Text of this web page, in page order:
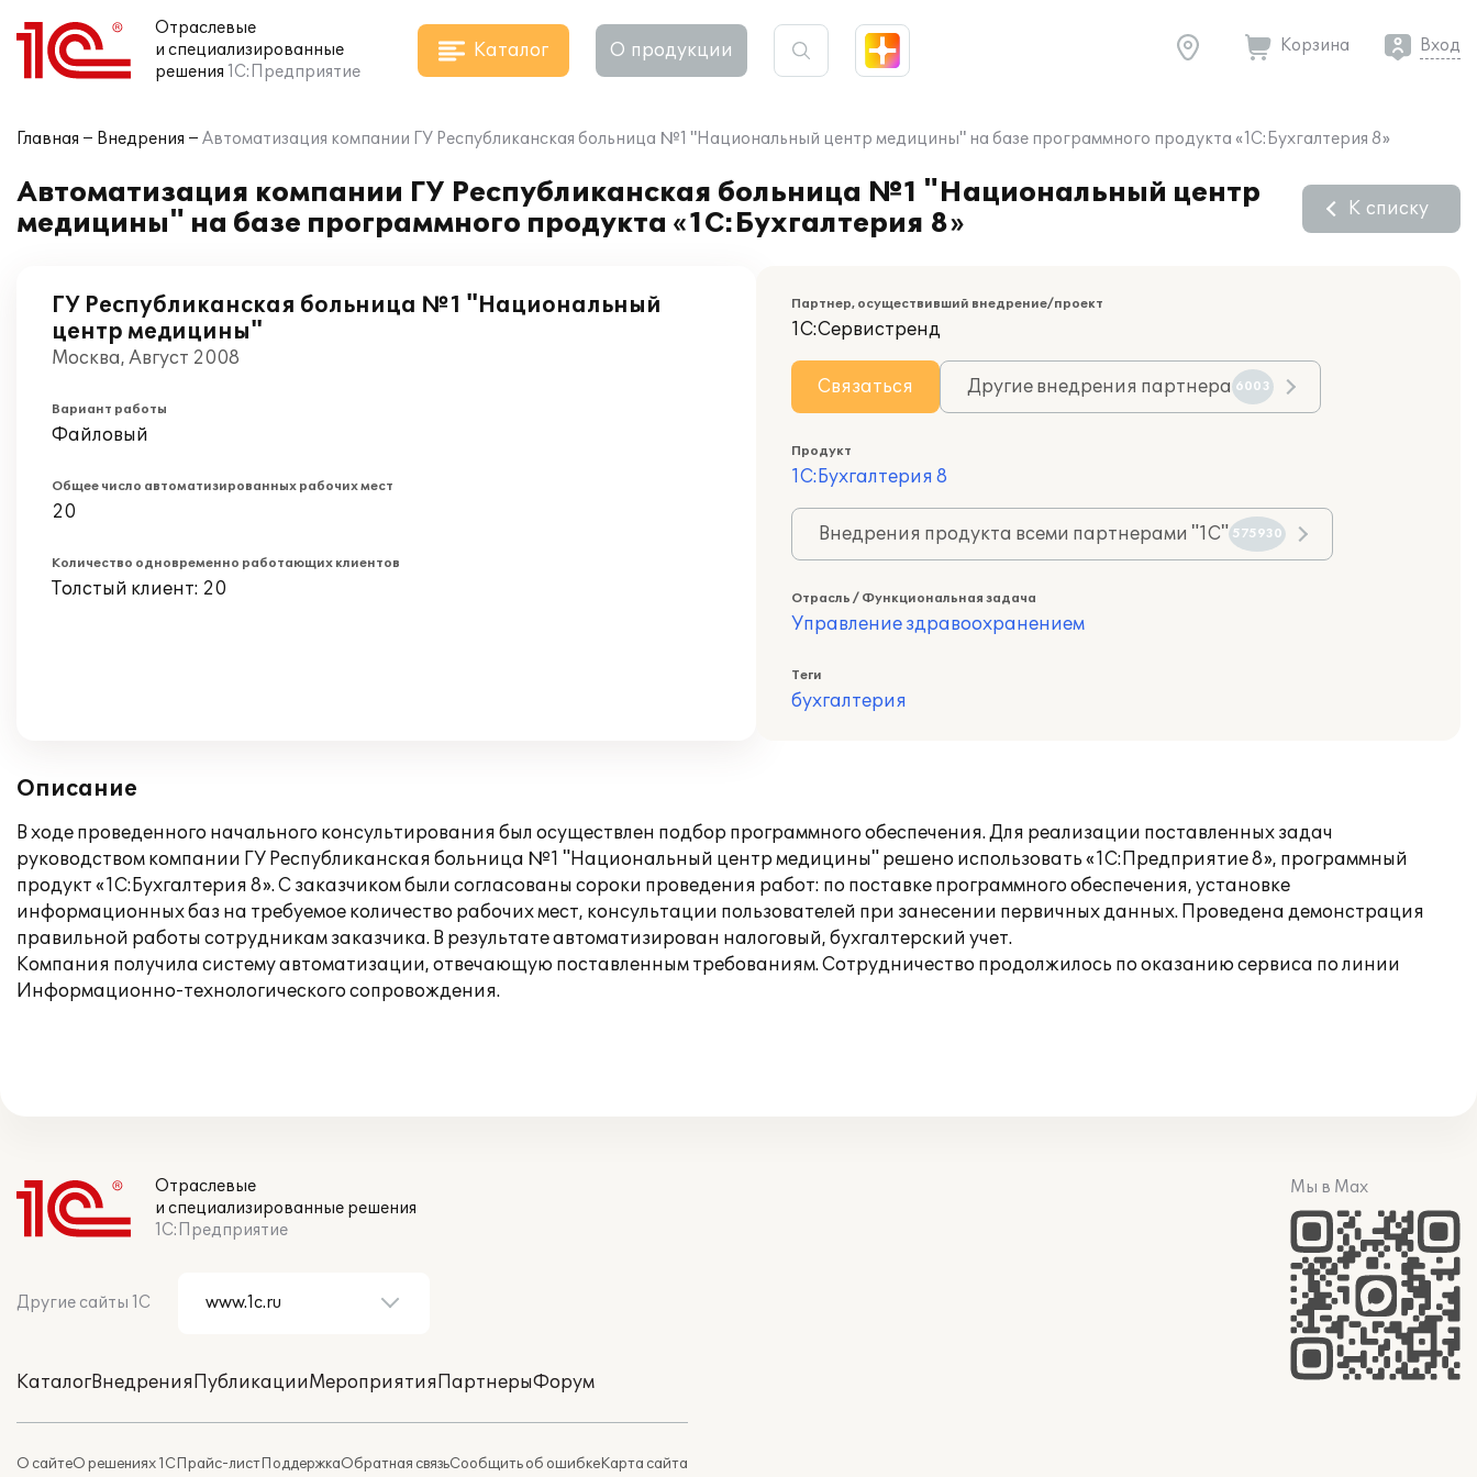
Отраслевые
и специализированные
решения 1С:Предприятие
Каталог О продукции Корзина Вход
Главная Внедрения Автоматизация компании ГУ Республиканская больница №1 "Национальный центр медицины" на базе программного продукта «1С:Бухгалтерия 8»
Автоматизация компании ГУ Республиканская больница №1 "Национальный центр
медицины" на базе программного продукта «1С:Бухгалтерия 8»
К списку
ГУ Республиканская больница №1 "Национальный
центр медицины"
Москва, Август 2008
Вариант работы
Файловый
Общее число автоматизированных рабочих мест
20
Количество одновременно работающих клиентов
Толстый клиент: 20
Партнер, осуществивший внедрение/проект
1С:Сервистренд
Связаться Другие внедрения партнера 6003
Продукт
1С:Бухгалтерия 8
Внедрения продукта всеми партнерами "1С" 575930
Отрасль / Функциональная задача
Управление здравоохранением
Теги
бухгалтерия
Описание
В ходе проведенного начального консультирования был осуществлен подбор программного обеспечения. Для реализации поставленных задач
руководством компании ГУ Республиканская больница №1 "Национальный центр медицины" решено использовать «1С:Предприятие 8», программный
продукт «1С:Бухгалтерия 8». С заказчиком были согласованы сороки проведения работ: по поставке программного обеспечения, установке
информационных баз на требуемое количество рабочих мест, консультации пользователей при занесении первичных данных. Проведена демонстрация
правильной работы сотрудникам заказчика. В результате автоматизирован налоговый, бухгалтерский учет.
Компания получила систему автоматизации, отвечающую поставленным требованиям. Сотрудничество продолжилось по оказанию сервиса по линии
Информационно-технологического сопровождения.
Отраслевые
и специализированные решения
1С:Предприятие
Другие сайты 1С
КаталогВнедренияПубликацииМероприятияПартнерыФорум
О сайтеО решениях 1СПрайс-листПоддержкаОбратная связьСообщить об ошибкеКарта сайта
Мы в Max